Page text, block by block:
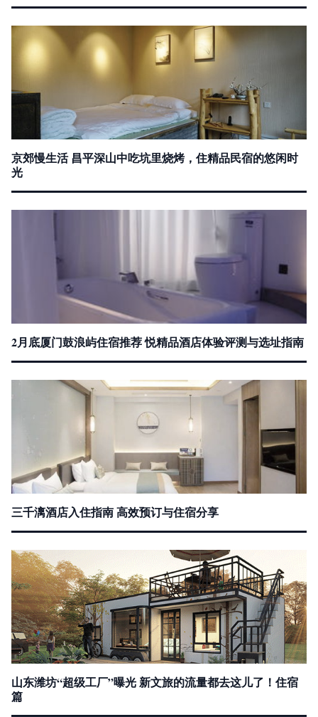
京郊慢生活 昌平深山中吃坑里烧烤，住精品民宿的悠闲时
光
2月底厦门鼓浪屿住宿推荐 悦精品酒店体验评测与选址指南
三千漓酒店入住指南 高效预订与住宿分享
山东潍坊“超级工厂”曝光 新文旅的流量都去这儿了！住宿
篇